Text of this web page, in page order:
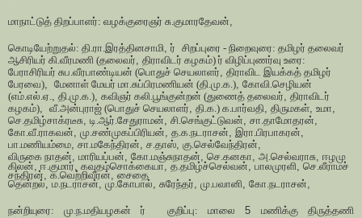
மாநாட்டுத் திறப்பாளர்: வழக்குரைஞர் சு.குமாரதேவன்,
கொடியேற்றுதல்: தி.ரா.இரத்தினசாமி,ர் சிறப்புரை - நிறைவுரை: தமிழர் தலைவர்
ஆசிரியர் கி.வீரமணி (தலைவர், திராவிடர் கழகம்) ர் விழிப்புணர்வு உரை:
பேராசிரியர் சுப.வீரபாண்டியன் (பொதுச் செயலாளர், திராவிட இயக்கத் தமிழர்
பேரவை), மேனாள் மேயர் மா.சுப்பிரமணியன் (தி.மு.க.), கோவி.செழியன்
(எம்.எல்.ஏ., தி.மு.க.), கவிஞர் கலி.பூங்குன்றன் (துணைத் தலைவர், திராவிடர்
கழகம்), வீ.அன்புராஜ் (பொதுச் செயலாளர், தி.க.) க.பார்வதி, திருமகள், உமா,
செ.தமிழ்சாக்ரடீசு, டி.ஆர்.சேதுராமன், சி.செங்குட்டுவன், சா.தாமோதரன்,
கோ.வீ.ராகவன், மு.சண்முகப்பிரியன், த.க.நடராசன், இரா.பிரபாகரன்,
பா.மணியம்மை, சா.மகேந்திரன், ச.தாஸ், கு.செல்வேந்திரன்,
விருகை நாதன், மாரியப்பன், கோ.மஞ்சுநாதன், செ.கனகா, அ.செல்வராசு, ஈழமு
கிலன், ஈ.குமார், கவுதம்சொக்கையா, த.தமிழ்ச்செல்வன், பாலமுரளி, செ.லீராமச்
சந்திரன், க.வெற்றிவீரன், சைதை
தென்றல், ம.நடராசன், மு.கோபால், சுரேந்தர், மு.பவானி, கோ.நடராசன்,
நன்றியுரை: மு.ந.மதியழகன் ர் குறிப்பு: மாலை 5 மணிக்கு திருத்தணி